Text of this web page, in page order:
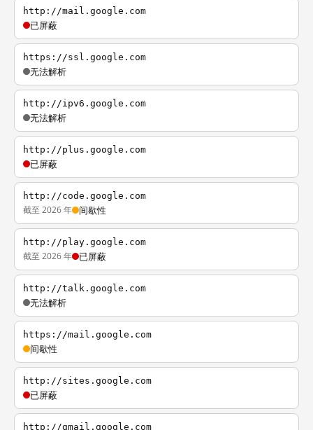
http://mail.google.com
已屏蔽
https://ssl.google.com
无法解析
http://ipv6.google.com
无法解析
http://plus.google.com
已屏蔽
http://code.google.com
截至 2026 年 间歇性
http://play.google.com
截至 2026 年 已屏蔽
http://talk.google.com
无法解析
https://mail.google.com
间歇性
http://sites.google.com
已屏蔽
http://gmail.google.com